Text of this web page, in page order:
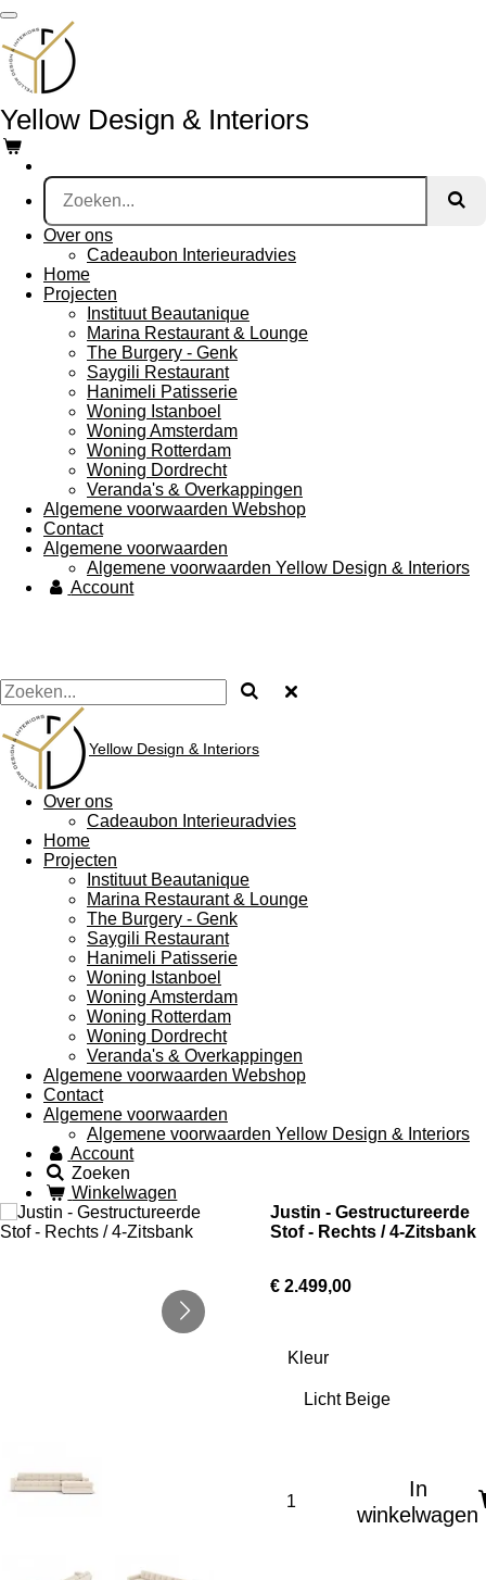
Ga
direct
naar
de
hoofdinhoud
Yellow Design & Interiors
Over ons
Cadeaubon Interieuradvies
Home
Projecten
Instituut Beautanique
Marina Restaurant & Lounge
The Burgery - Genk
Saygili Restaurant
Hanimeli Patisserie
Woning Istanboel
Woning Amsterdam
Woning Rotterdam
Woning Dordrecht
Veranda's & Overkappingen
Algemene voorwaarden Webshop
Contact
Algemene voorwaarden
Algemene voorwaarden Yellow Design & Interiors
Account
Yellow Design & Interiors
Over ons
Cadeaubon Interieuradvies
Home
Projecten
Instituut Beautanique
Marina Restaurant & Lounge
The Burgery - Genk
Saygili Restaurant
Hanimeli Patisserie
Woning Istanboel
Woning Amsterdam
Woning Rotterdam
Woning Dordrecht
Veranda's & Overkappingen
Algemene voorwaarden Webshop
Contact
Algemene voorwaarden
Algemene voorwaarden Yellow Design & Interiors
Account
Zoeken
Winkelwagen
Justin - Gestructureerde
Stof - Rechts / 4-Zitsbank
€ 2.499,00
Kleur
In
winkelwagen